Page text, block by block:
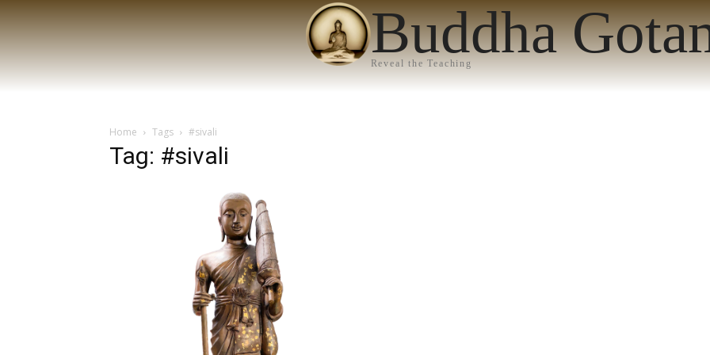
Buddha
Reveal the Teaching
Home Tags #sivali
Tag: #sivali